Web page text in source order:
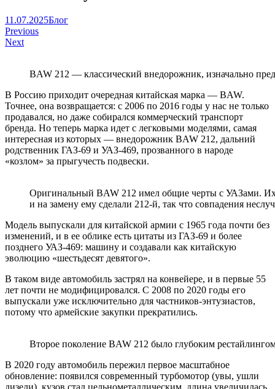
Артем
Краснов
11.07.2025Блог
Навигация
по
Previous
Next
BAW 212 — классический внедорожник, изначально
В Россию приходит очередная китайская марка — BAW.
Точнее, она возвращается: с 2006 по 2016 годы у нас не только
продавался, но даже собирался коммерческий транспорт
бренда. Но теперь марка идет с легковыми моделями, самая
интересная из которых — внедорожник BAW 212, дальний
родственник ГАЗ-69 и УАЗ-469, прозванного в народе
«козлом» за прыгучесть подвески.
Оригинальный BAW 212 имел общие черты с УАЗами. Их
и на замену ему сделали 212-й, так что совпадения
Модель выпускали для китайской армии с 1965 года почти без
изменений, и в ее облике есть цитаты из ГАЗ-69 и более
позднего УАЗ-469: машину и создавали как китайскую
эволюцию «шестьдесят девятого».
В таком виде автомобиль застрял на конвейере, и в первые 55
лет почти не модифицировался. С 2008 по 2020 годы его
выпускали уже исключительно для частников-энтузиастов,
потому что армейские закупки прекратились.
Второе поколение BAW 212 было глубоким
В 2020 году автомобиль пережил первое масштабное
обновление: появился современный турбомотор (увы, ушли
дизели), кузов стал цельнометаллическим, длина увеличилась